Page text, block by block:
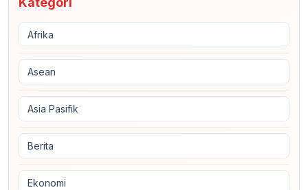
Afrika
Asean
Asia Pasifik
Berita
Ekonomi